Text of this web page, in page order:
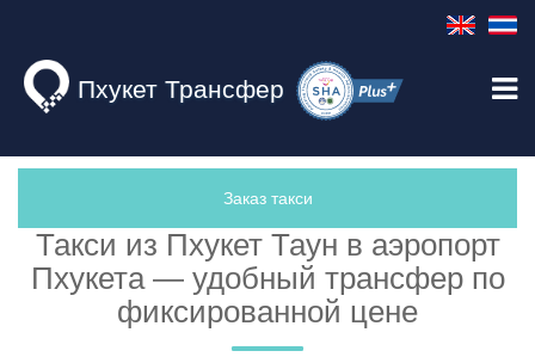
Пхукет Трансфер
Заказ такси
Такси из Пхукет Таун в аэропорт
Пхукета — удобный трансфер по
фиксированной цене